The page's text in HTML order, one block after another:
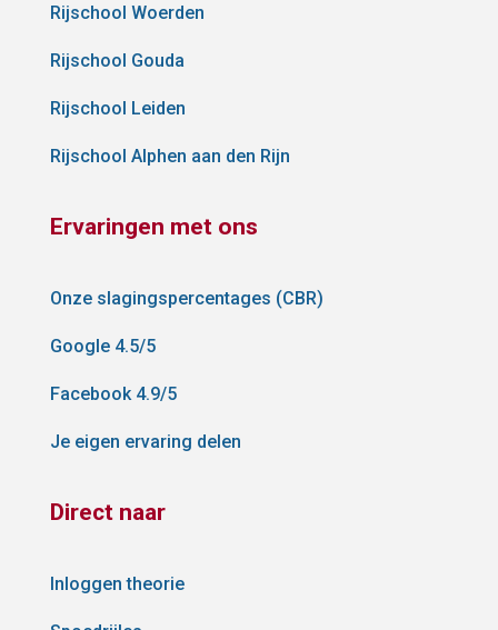
Rijschool Woerden
Rijschool Gouda
Rijschool Leiden
Rijschool Alphen aan den Rijn
Ervaringen met ons
Onze slagingspercentages (CBR)
Google 4.5/5
Facebook 4.9/5
Je eigen ervaring delen
Direct naar
Inloggen theorie